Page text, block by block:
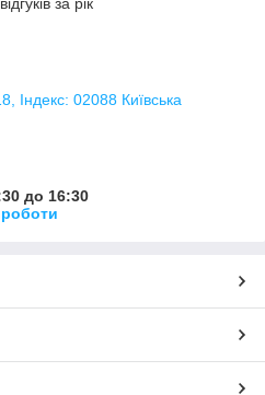
Індекс: 02088 Київська
до 16:30